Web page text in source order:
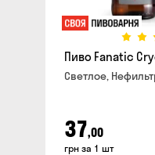
Пиво Fanatic
Светлое,
37,00
грн за 1 шт